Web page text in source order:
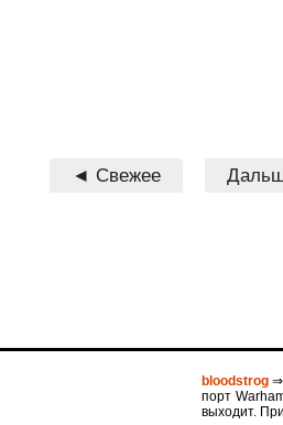
◄ Свежее
bloodstrog ⇒
порт
выходит.